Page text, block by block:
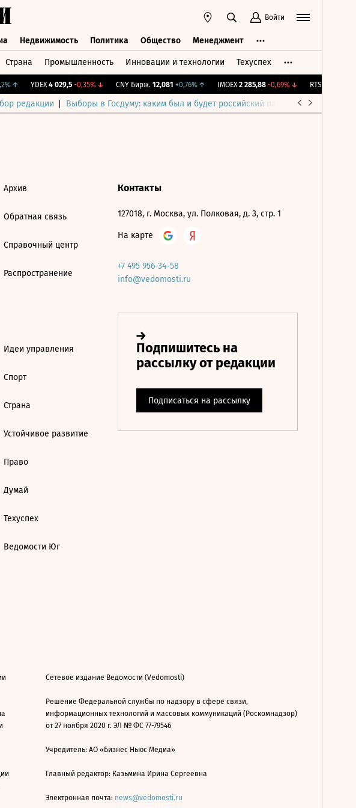
Войти
Недвижимость Политика Общество Менеджмент
Страна Промышленность Инновации и технологии Техуспех
↑ YDEX 4 029,5 -0,35%↓ CNY Бирж. 12,081 +0,76%↑ IMOEX 2 285,88 -0,69%↓ RTSI 884,56
редакции Выборы в Госдуму: каким был и будет российский парламент
Архив
Обратная связь
Справочный центр
Распространение
Идеи управления
Спорт
Страна
Устойчивое развитие
Право
Думай
Техуспех
Ведомости Юг
Контакты
127018, г. Москва, ул. Полковая, д. 3, стр. 1
На карте
+7 495 956-34-58
info@vedomosti.ru
Сетевое издание Ведомости (Vedomosti)
Решение Федеральной службы по надзору в сфере связи,
информационных технологий и массовых коммуникаций (Роскомнадзор)
от 27 ноября 2020 г. ЭЛ № ФС 77-79546
Учредитель: АО «Бизнес Ньюс Медиа»
Главный редактор: Казьмина Ирина Сергеевна
Электронная почта: news@vedomosti.ru